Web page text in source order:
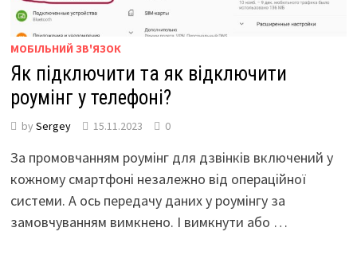
МОБІЛЬНИЙ ЗВ'ЯЗОК
Як підключити та як відключити
роумінг у телефоні?
by Sergey 15.11.2023 0
За промовчанням роумінг для дзвінків включений у
кожному смартфоні незалежно від операційної
системи. А ось передачу даних у роумінгу за
замовчуванням вимкнено. І вимкнути або …